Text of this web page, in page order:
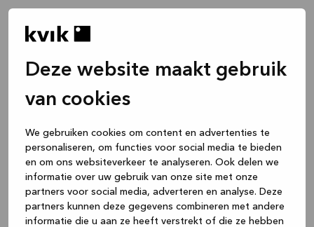
Deze website maakt gebruik
van cookies
We gebruiken cookies om content en advertenties te
personaliseren, om functies voor social media te bieden
en om ons websiteverkeer te analyseren. Ook delen we
informatie over uw gebruik van onze site met onze
partners voor social media, adverteren en analyse. Deze
partners kunnen deze gegevens combineren met andere
informatie die u aan ze heeft verstrekt of die ze hebben